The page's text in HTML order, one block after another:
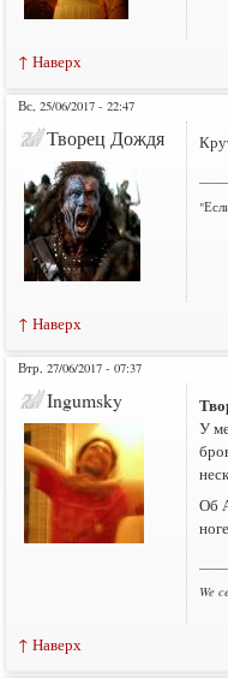
↑ Наверх
Вс, 25/06/2017 - 22:47
Творец Дождя
↑ Наверх
Втр, 27/06/2017 - 07:37
Ingumsky
У
Об
We
↑ Наверх